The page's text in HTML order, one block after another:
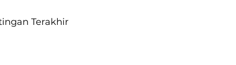
Terakhir